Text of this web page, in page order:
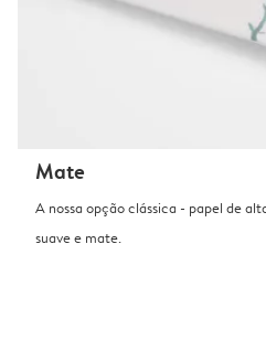
Mate
A nossa opção clássica - papel de
suave e mate.